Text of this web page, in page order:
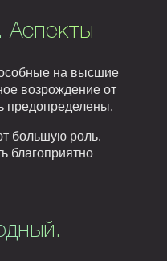
Аспекты
на высшие
возрождение от
предопределены.
большую роль.
благоприятно